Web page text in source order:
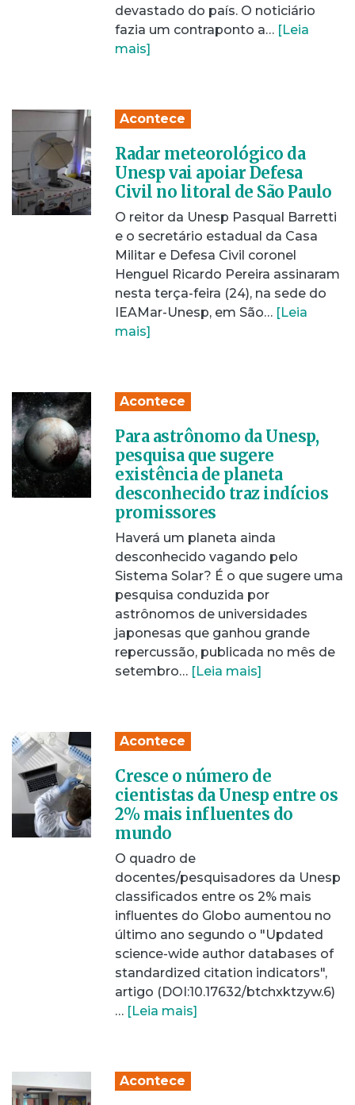
devastado do país. O noticiário
fazia um contraponto a… [Leia
mais]
Acontece
Radar meteorológico da
Unesp vai apoiar Defesa
Civil no litoral de São Paulo
O reitor da Unesp Pasqual Barretti
e o secretário estadual da Casa
Militar e Defesa Civil coronel
Henguel Ricardo Pereira assinaram
nesta terça-feira (24), na sede do
IEAMar-Unesp, em São… [Leia
mais]
Acontece
Para astrônomo da Unesp,
pesquisa que sugere
existência de planeta
desconhecido traz indícios
promissores
Haverá um planeta ainda
desconhecido vagando pelo
Sistema Solar? É o que sugere uma
pesquisa conduzida por
astrônomos de universidades
japonesas que ganhou grande
repercussão, publicada no mês de
setembro… [Leia mais]
Acontece
Cresce o número de
cientistas da Unesp entre os
2% mais influentes do
mundo
O quadro de
docentes/pesquisadores da Unesp
classificados entre os 2% mais
influentes do Globo aumentou no
último ano segundo o "Updated
science-wide author databases of
standardized citation indicators",
artigo (DOI:10.17632/btchxktzyw.6)
… [Leia mais]
Acontece